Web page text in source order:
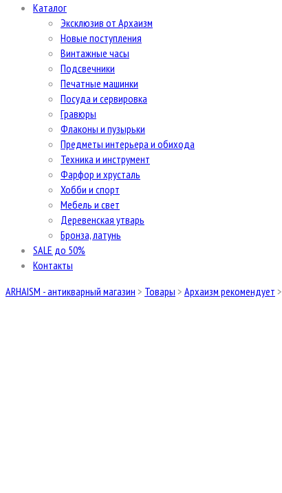
Каталог
Эксклюзив от Архаизм
Новые поступления
Винтажные часы
Подсвечники
Печатные машинки
Посуда и сервировка
Гравюры
Флаконы и пузырьки
Предметы интерьера и обихода
Техника и инструмент
Фарфор и хрусталь
Хобби и спорт
Мебель и свет
Деревенская утварь
Бронза, латунь
SALE до 50%
Контакты
ARHAISM - антикварный магазин > Товары > Архаизм рекомендует >